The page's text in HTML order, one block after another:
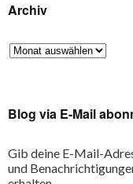
Archiv
Blog via E-Mail
Gib deine E-Mail-
und